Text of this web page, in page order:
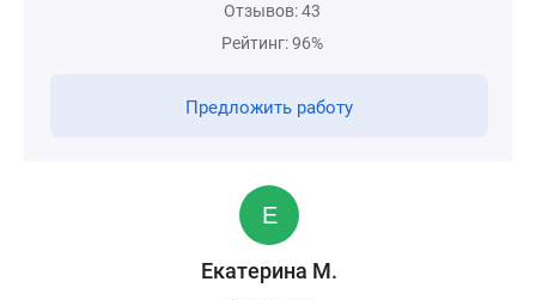
Отзывов: 43
Рейтинг: 96%
Предложить работу
Екатерина М.